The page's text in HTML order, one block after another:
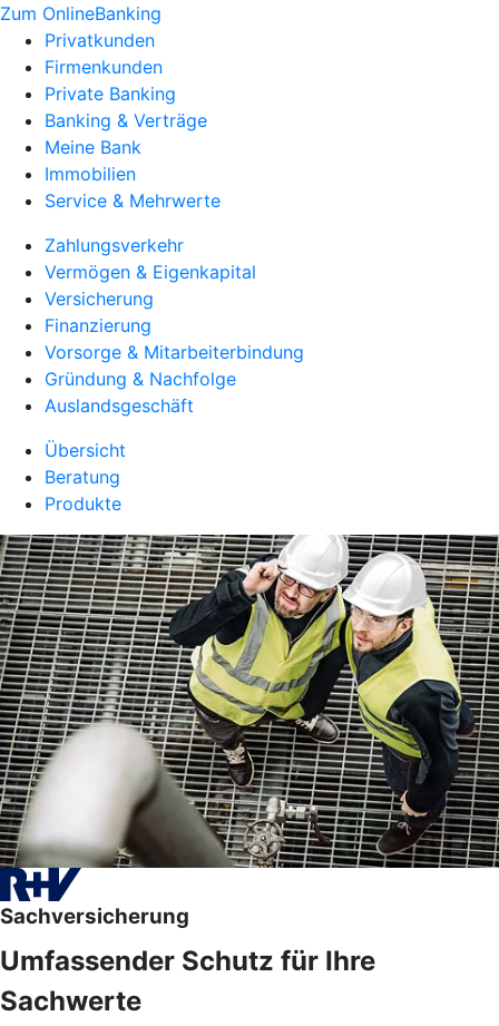
Zum OnlineBanking
Privatkunden
Firmenkunden
Private Banking
Banking & Verträge
Meine Bank
Immobilien
Service & Mehrwerte
Zahlungsverkehr
Vermögen & Eigenkapital
Versicherung
Finanzierung
Vorsorge & Mitarbeiterbindung
Gründung & Nachfolge
Auslandsgeschäft
Übersicht
Beratung
Produkte
Sachversicherung
Umfassender Schutz für Ihre
Sachwerte